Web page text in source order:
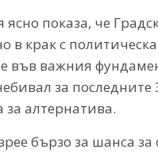
показа, че
в крак с
във важния
за последните
алтернатива.
бързо за шанса